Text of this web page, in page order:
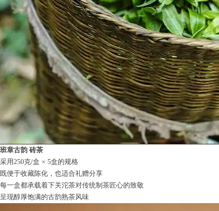
班章古韵 砖茶
采用250克/盒 × 5盒的规格
既便于收藏陈化，也适合礼赠分享
每一盒都承载着下关沱茶对传统制茶匠心的致敬
呈现醇厚饱满的古韵熟茶风味